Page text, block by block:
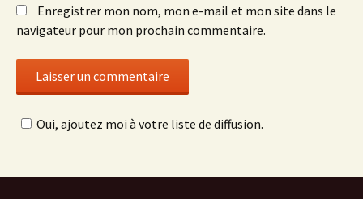
Enregistrer mon nom, mon e-mail et mon site dans le
navigateur pour mon prochain commentaire.
Oui, ajoutez moi à votre liste de diffusion.